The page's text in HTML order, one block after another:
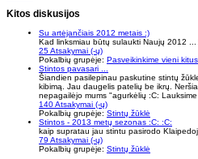
Kitos diskusijos
Su artėjančiais 2012 metais :)
Kad linksmiau būtų sulaukti Naujų 2012
25 Atsakymai (-ų)
Pokalbių grupėje: Pasveikinkime vieni kitus
Stintos pavasari ...
Šiandien pasilepinau paskutine stintų
kibimą. Jau daugelis patelių be ikrų.
nepagailėjo mums "agurkėlių :C:
140 Atsakymai (-ų)
Pokalbių grupėje: Stintų žūklė
Stintos - 2013 metų sezonas :C: :C:
kaip supratau jau stintu pasirodo
79 Atsakymai (-ų)
Pokalbių grupėje: Stintų žūklė